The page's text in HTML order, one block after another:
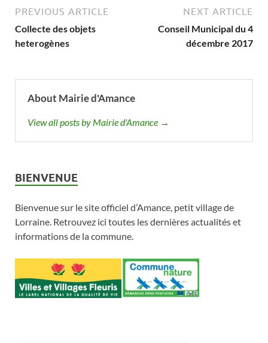
PREVIOUS ARTICLE
Collecte des objets
heterogènes
NEXT ARTICLE
Conseil Municipal du 4
décembre 2017
About Mairie d'Amance
View all posts by Mairie d'Amance →
BIENVENUE
Bienvenue sur le site officiel d’Amance, petit village de
Lorraine. Retrouvez ici toutes les dernières actualités et
informations de la commune.